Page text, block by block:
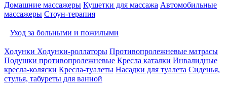
Домашние массажеры Кушетки для массажа Автомобильные
массажеры Стоун-терапия
Уход за больными и пожилыми
Ходунки Ходунки-роллаторы Противопролежневые матрасы
Подушки противопролежневые Кресла каталки Инвалидные
кресла-коляски Кресла-туалеты Насадки для туалета Сиденья,
стулья, табуреты для ванной